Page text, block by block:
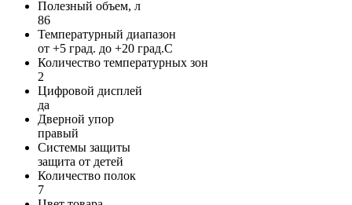
Полезный объем, л
86
Температурный диапазон
от +5 град. до +20 град.C
Количество температурных зон
2
Цифровой дисплей
да
Дверной упор
правый
Системы защиты
защита от детей
Количество полок
7